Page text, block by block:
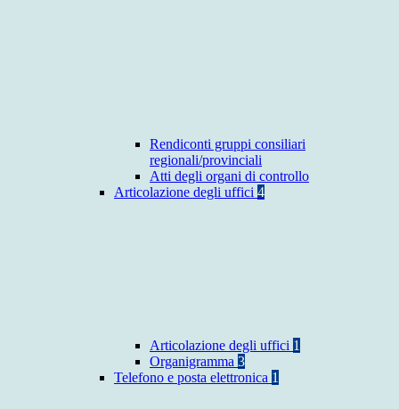
Rendiconti gruppi consiliari
regionali/provinciali
Atti degli organi di controllo
Articolazione degli uffici 4
Articolazione degli uffici 1
Organigramma 3
Telefono e posta elettronica 1